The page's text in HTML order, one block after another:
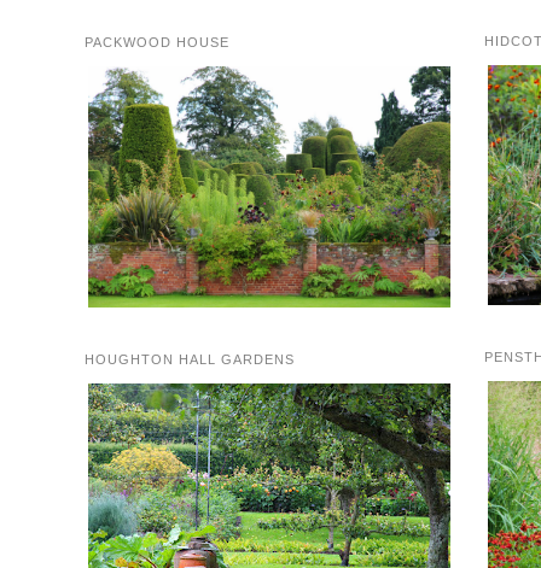
PACKWOOD HOUSE
HOUGHTON HALL GARDENS